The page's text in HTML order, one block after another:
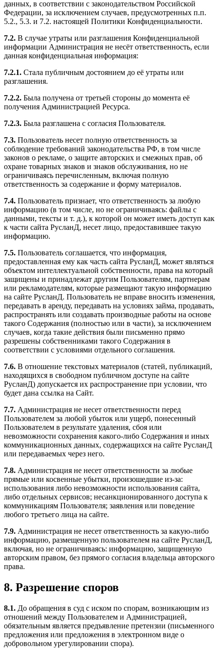
данных, в соответствии с законодательством Российской
Федерации, за исключением случаев, предусмотренных п.п.
5.2., 5.3. и 7.2. настоящей Политики Конфиденциальности.
7.2. В случае утраты или разглашения Конфиденциальной
информации Администрация не несёт ответственность, если
данная конфиденциальная информация:
7.2.1. Стала публичным достоянием до её утраты или
разглашения.
7.2.2. Была получена от третьей стороны до момента её
получения Администрацией Ресурса.
7.2.3. Была разглашена с согласия Пользователя.
7.3. Пользователь несет полную ответственность за
соблюдение требований законодательства РФ, в том числе
законов о рекламе, о защите авторских и смежных прав, об
охране товарных знаков и знаков обслуживания, но не
ограничиваясь перечисленным, включая полную
ответственность за содержание и форму материалов.
7.4. Пользователь признает, что ответственность за любую
информацию (в том числе, но не ограничиваясь: файлы с
данными, тексты и т. д.), к которой он может иметь доступ как
к части сайта РусланД, несет лицо, предоставившее такую
информацию.
7.5. Пользователь соглашается, что информация,
предоставленная ему как часть сайта РусланД, может являться
объектом интеллектуальной собственности, права на который
защищены и принадлежат другим Пользователям, партнерам
или рекламодателям, которые размещают такую информацию
на сайте РусланД. Пользователь не вправе вносить изменения,
передавать в аренду, передавать на условиях займа, продавать,
распространять или создавать производные работы на основе
такого Содержания (полностью или в части), за исключением
случаев, когда такие действия были письменно прямо
разрешены собственниками такого Содержания в
соответствии с условиями отдельного соглашения.
7.6. В отношение текстовых материалов (статей, публикаций,
находящихся в свободном публичном доступе на сайте
РусланД) допускается их распространение при условии, что
будет дана ссылка на Сайт.
7.7. Администрация не несет ответственности перед
Пользователем за любой убыток или ущерб, понесенный
Пользователем в результате удаления, сбоя или
невозможности сохранения какого-либо Содержания и иных
коммуникационных данных, содержащихся на сайте РусланД
или передаваемых через него.
7.8. Администрация не несет ответственности за любые
прямые или косвенные убытки, произошедшие из-за:
использования либо невозможности использования сайта,
либо отдельных сервисов; несанкционированного доступа к
коммуникациям Пользователя; заявления или поведение
любого третьего лица на сайте.
7.9. Администрация не несет ответственность за какую-либо
информацию, размещенную пользователем на сайте РусланД,
включая, но не ограничиваясь: информацию, защищенную
авторским правом, без прямого согласия владельца авторского
права.
8. Разрешение споров
8.1. До обращения в суд с иском по спорам, возникающим из
отношений между Пользователем и Администрацией,
обязательным является предъявление претензии (письменного
предложения или предложения в электронном виде о
добровольном урегулировании спора).